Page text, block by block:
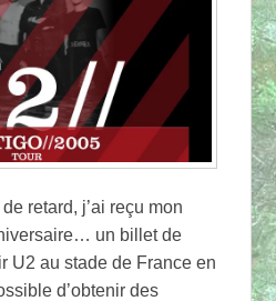
retard, j’ai reçu mon
un billet de
U2 au stade de France en
d’obtenir des